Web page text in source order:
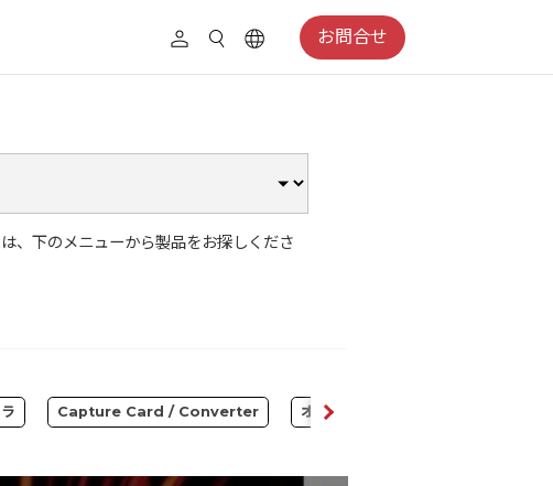
お問合せ
、下のメニューから製品をお探しくださ
Capture Card / Converter オーディオ